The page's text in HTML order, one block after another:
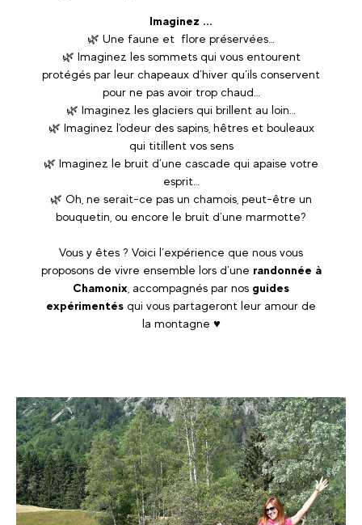
Imaginez ...
🌿 Une faune et flore préservées…
🌿 Imaginez les sommets qui vous entourent
protégés par leur chapeaux d’hiver qu’ils conservent
pour ne pas avoir trop chaud…
🌿 Imaginez les glaciers qui brillent au loin…
🌿 Imaginez l'odeur des sapins, hêtres et bouleaux
qui titillent vos sens
🌿 Imaginez le bruit d’une cascade qui apaise votre
esprit…
🌿 Oh, ne serait-ce pas un chamois, peut-être un
bouquetin, ou encore le bruit d’une marmotte?
Vous y êtes ? Voici l’expérience que nous vous
proposons de vivre ensemble lors d’une randonnée à
Chamonix , accompagnés par nos guides
expérimentés qui vous partageront leur amour de
la montagne ♥️